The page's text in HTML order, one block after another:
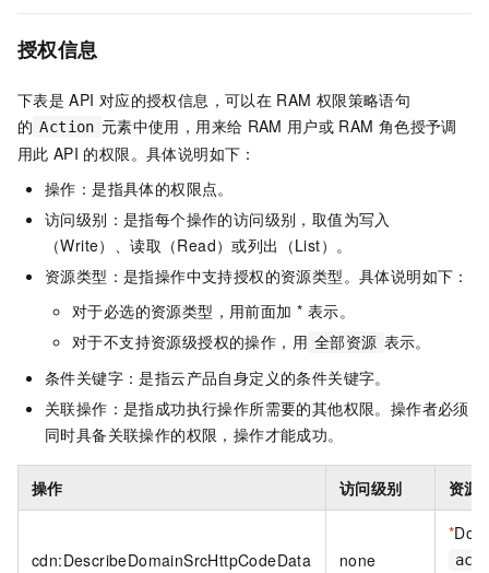
授权信息
下表是 API 对应的授权信息，可以在 RAM 权限策略语句
的 Action 元素中使用，用来给 RAM 用户或 RAM 角色授予调
用此 API 的权限。具体说明如下：
操作：是指具体的权限点。
访问级别：是指每个操作的访问级别，取值为写入
（Write）、读取（Read）或列出（List）。
资源类型：是指操作中支持授权的资源类型。具体说明如下：
对于必选的资源类型，用前面加 * 表示。
对于不支持资源级授权的操作，用 全部资源 表示。
条件关键字：是指云产品自身定义的条件关键字。
关联操作：是指成功执行操作所需要的其他权限。操作者必须
同时具备关联操作的权限，操作才能成功。
操作 访问级别 资源
cdn:DescribeDomainSrcHttpCodeData none
*